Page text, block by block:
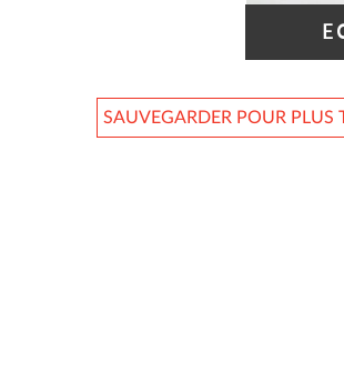
SAUVEGARDER POUR PLUS